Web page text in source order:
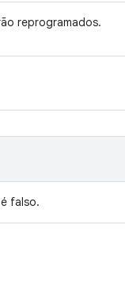
reprogramados.
falso.